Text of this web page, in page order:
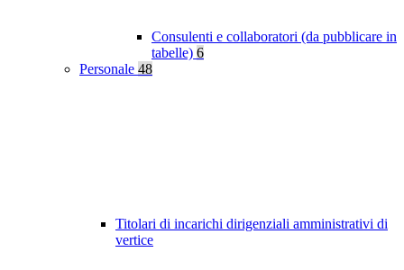
Consulenti e collaboratori (da pubblicare in
tabelle) 6
Personale 48
Titolari di incarichi dirigenziali amministrativi di
vertice